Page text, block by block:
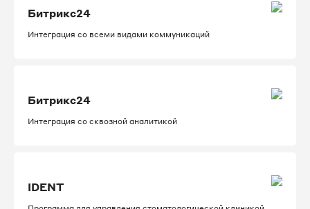
Битрикс24
Интеграция со всеми видами коммуникаций
Битрикс24
Интеграция со сквозной аналитикой
IDENT